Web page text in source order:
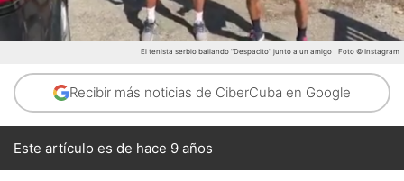
El tenista serbio bailando "Despacito" junto a un amigo Foto © Instagram
Recibir más noticias de CiberCuba en Google
Este artículo es de hace 9 años